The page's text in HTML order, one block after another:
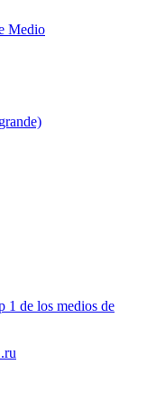
Medio
1 de los medios de